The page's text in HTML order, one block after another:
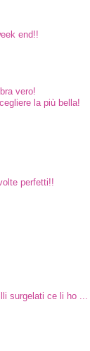
end!!
vero!
la più bella!
perfetti!!
surgelati ce li ho ...